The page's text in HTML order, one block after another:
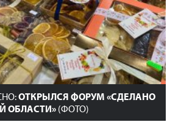
ОТКРЫЛСЯ ФОРУМ «СДЕЛАНО
ОБЛАСТИ» (ФОТО)